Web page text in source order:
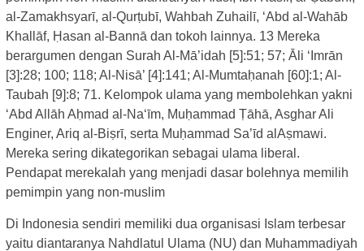
al-Zamakhsyarī, al-Qurṭubī, Wahbah Zuhailī, ‘Abd al-Wahāb
Khallāf, Ḥasan al-Bannā dan tokoh lainnya. 13 Mereka
berargumen dengan Surah Al-Mā’idah [5]:51; 57; Āli ‘Imrān
[3]:28; 100; 118; Al-Nisā’ [4]:141; Al-Mumtaḥanah [60]:1; Al-
Taubah [9]:8; 71. Kelompok ulama yang membolehkan yakni
‘Abd Allāh Aḥmad al-Na‘īm, Muḥammad Ṭāhā, Asghar Ali
Enginer, Ariq al-Biṣrī, serta Muḥammad Sa’īd alAṣmawi.
Mereka sering dikategorikan sebagai ulama liberal.
Pendapat merekalah yang menjadi dasar bolehnya memilih
pemimpin yang non-muslim
Di Indonesia sendiri memiliki dua organisasi Islam terbesar
yaitu diantaranya Nahdlatul Ulama (NU) dan Muhammadiyah